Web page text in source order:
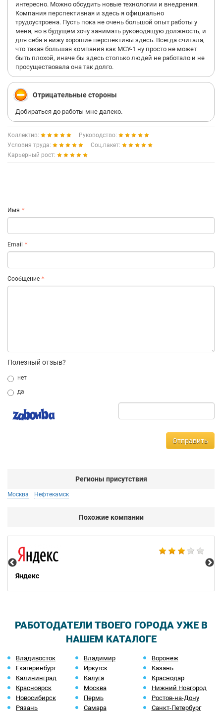
интересно. Можно обсудить новые технологии и внедрения.
Компания перспективная и здесь я официально
трудоустроена. Пусть пока не очень большой опыт работы у
меня, но в будущем хочу занимать руководящую должность, и
для себя я вижу хорошие перспективы здесь. Всегда считала,
что такая большая компания как МСУ-1 ну просто не может
быть плохой, иначе бы здесь столько людей не работало и не
просуществовала она так долго.
Отрицательные стороны
Добираться до работы мне далеко.
Коллектив:
Руководство:
Условия труда:
Соц.пакет:
Карьерный рост:
Имя
Email
Сообщение
Полезный отзыв?
нет
да
Отправить
Регионы присутствия
Москва Нефтекамск
Похожие компании
Яндекс
РАБОТОДАТЕЛИ ТВОЕГО ГОРОДА УЖЕ В
НАШЕМ КАТАЛОГЕ
Владивосток Владимир
Воронеж
Екатеринбург
Иркутск
Казань
Калининград
Калуга
Краснодар
Красноярск
Москва
Нижний Новгород
Новосибирск
Пермь
Ростов-на-Дону
Рязань
Самара Санкт-Петербург